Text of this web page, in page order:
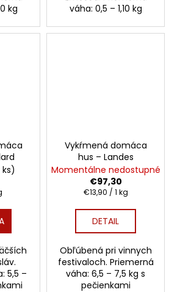
kg
váha: 0,5 – 1,10 kg
ks)
5,5 –
Vykŕmená domáca
hus – Landes
Momentálne nedostupné
€97,30
Jednotková
€13,90 / 1 kg
DETAIL
Obľúbená pri vinnych
festivaloch. Priemerná
váha: 6,5 – 7,5 kg s
pečienkami